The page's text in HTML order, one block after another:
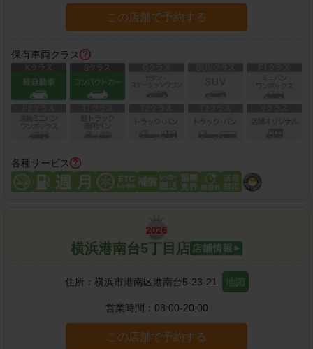
この店舗で予約する
保有車両クラス
各種サービス
横浜港南台5丁目店
住所： 横浜市港南区港南台5-23-21 地図
営業時間： 08:00-20:00
この店舗で予約する